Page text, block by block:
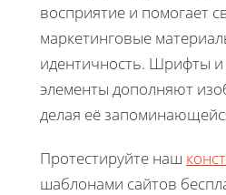
восприятие и помогает
маркетинговые
идентичность. Шрифты
элементы дополняют
делая её
Протестируйте наш
шаблонами сайтов